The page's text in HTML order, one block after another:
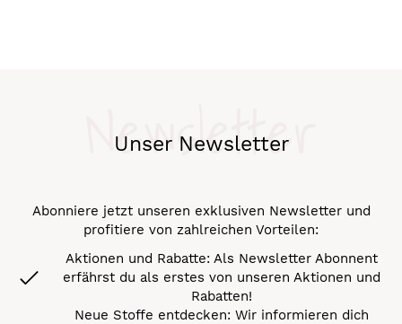
Unser Newsletter
Newsletter
Abonniere jetzt unseren exklusiven Newsletter und
profitiere von zahlreichen Vorteilen:
Aktionen und Rabatte: Als Newsletter Abonnent
erfährst du als erstes von unseren Aktionen und
Rabatten!
Neue Stoffe entdecken: Wir informieren dich